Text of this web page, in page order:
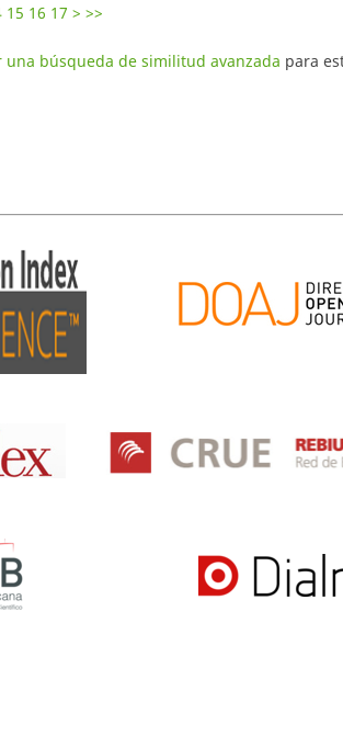
15 16 17 > >>
una búsqueda de similitud avanzada para